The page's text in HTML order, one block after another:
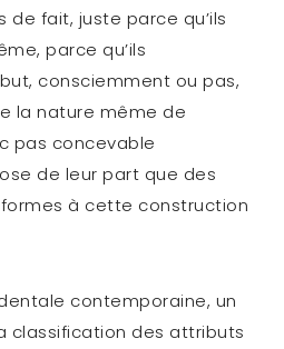
fait, juste parce qu’ils
parce qu’ils
consciemment ou pas,
la nature même de
pas concevable
de leur part que des
à cette construction
contemporaine, un
classification des attributs